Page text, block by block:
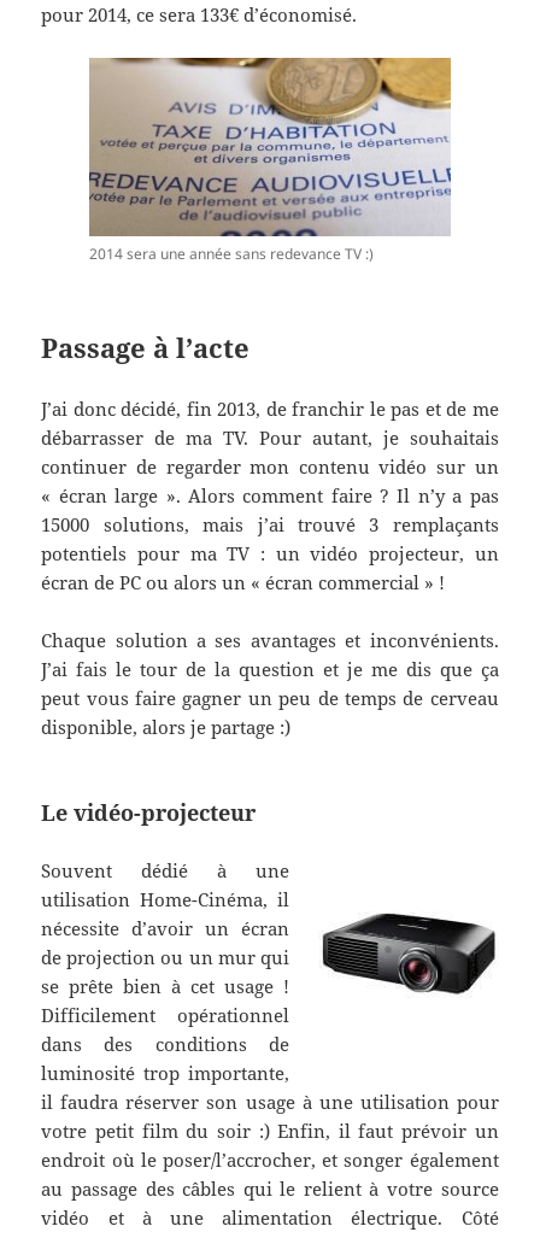
pour 2014, ce sera 133€ d’économisé.
2014 sera une année sans redevance TV :)
Passage à l’acte
J’ai donc décidé, fin 2013, de franchir le pas et de me
débarrasser de ma TV. Pour autant, je souhaitais
continuer de regarder mon contenu vidéo sur un
« écran large ». Alors comment faire ? Il n’y a pas
15000 solutions, mais j’ai trouvé 3 remplaçants
potentiels pour ma TV : un vidéo projecteur, un
écran de PC ou alors un « écran commercial » !
Chaque solution a ses avantages et inconvénients.
J’ai fais le tour de la question et je me dis que ça
peut vous faire gagner un peu de temps de cerveau
disponible, alors je partage :)
Le vidéo-projecteur
Souvent dédié à une
utilisation Home-Cinéma, il
nécessite d’avoir un écran
de projection ou un mur qui
se prête bien à cet usage !
Difficilement opérationnel
dans des conditions de
luminosité trop importante,
il faudra réserver son usage à une utilisation pour
votre petit film du soir :) Enfin, il faut prévoir un
endroit où le poser/l’accrocher, et songer également
au passage des câbles qui le relient à votre source
vidéo et à une alimentation électrique. Côté